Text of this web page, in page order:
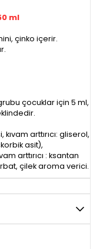
ml
çinko içerir.
çocuklar için 5 ml,
arttırıcı: gliserol,
asit),
arttırıcı : ksantan
çilek aroma verici.